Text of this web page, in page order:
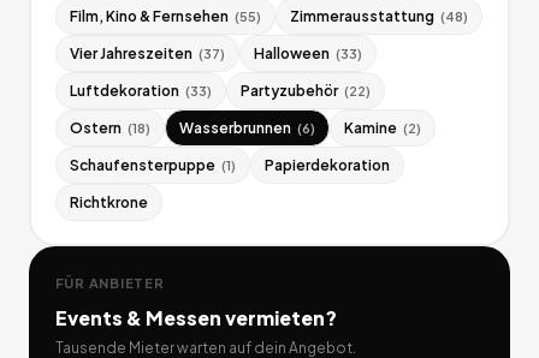
Film, Kino & Fernsehen (55) Zimmerausstattung (48)
Vier Jahreszeiten (37) Halloween (33)
Luftdekoration (33) Partyzubehör (22)
Ostern (18) Wasserbrunnen (6) Kamine (2)
Schaufensterpuppe (1) Papierdekoration
Richtkrone
FÜR ANBIETER
Events & Messenvermieten?
Tausende Mieter warten auf dein Angebot.